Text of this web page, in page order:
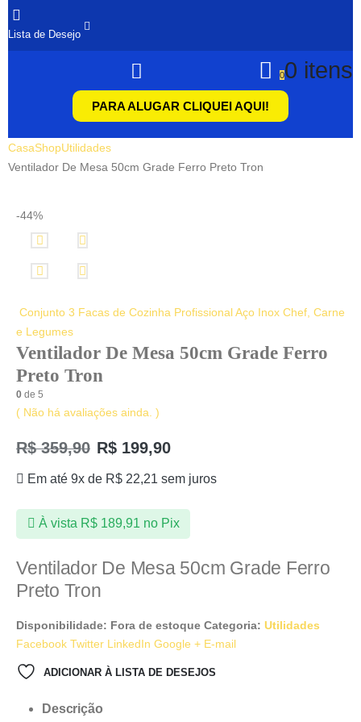
Lista de Desejo
00 itens
PARA ALUGAR CLIQUEI AQUI!
CasaShopUtilidades
Ventilador De Mesa 50cm Grade Ferro Preto Tron
-44%
Conjunto 3 Facas de Cozinha Profissional Aço Inox Chef, Carne
e Legumes
Ventilador De Mesa 50cm Grade Ferro
Preto Tron
0 de 5
( Não há avaliações ainda. )
R$359,90 R$ 199,90
Em até 9x de R$ 22,21 sem juros
À vista R$189,91 no Pix
Ventilador De Mesa 50cm Grade Ferro
Preto Tron
Disponibilidade: Fora de estoque Categoria: Utilidades
Facebook Twitter LinkedIn Google + E-mail
ADICIONAR À LISTA DE DESEJOS
Descrição